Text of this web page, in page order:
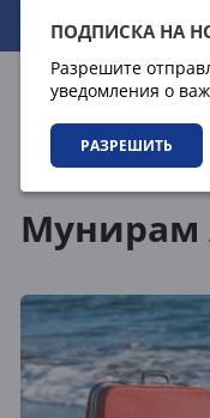
ПОДПИСКА НА
Разрешите
уведомления о
РАЗРЕШИТЬ
06.08.2026 09:57:40
Мунирам